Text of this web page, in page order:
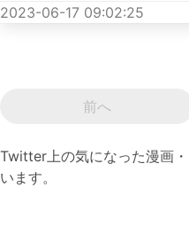
2023-06-17 09:02:25
前へ
Twitter上の気になった漫画
います。